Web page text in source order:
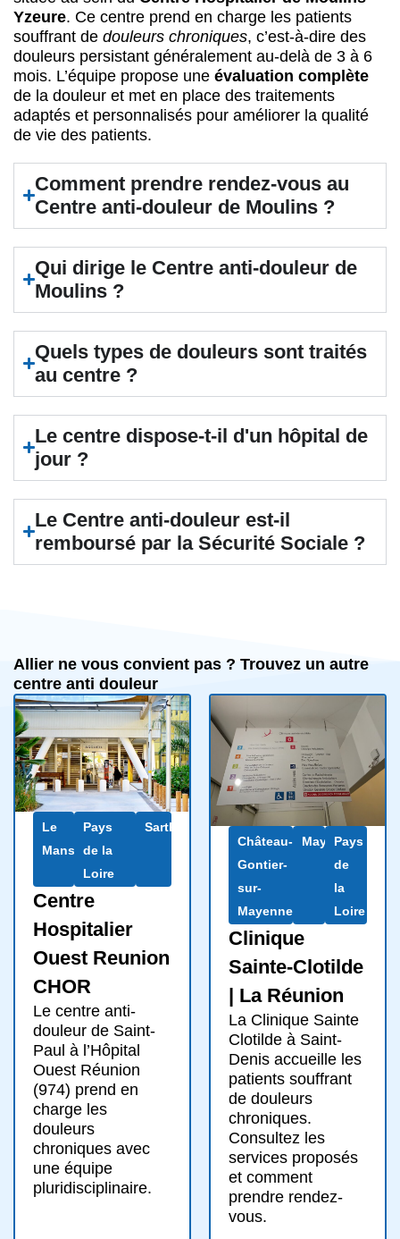
Yzeure. Ce centre prend en charge les patients
souffrant de douleurs chroniques, c’est-à-dire des
douleurs persistant généralement au-delà de 3 à 6
mois. L’équipe propose une évaluation complète
de la douleur et met en place des traitements
adaptés et personnalisés pour améliorer la qualité
de vie des patients.
Comment prendre rendez-vous au
Centre anti-douleur de Moulins ?
Qui dirige le Centre anti-douleur de
Moulins ?
Quels types de douleurs sont traités
au centre ?
Le centre dispose-t-il d'un hôpital de
jour ?
Le Centre anti-douleur est-il
remboursé par la Sécurité Sociale ?
Allier ne vous convient pas ? Trouvez un autre
centre anti douleur
Le
Mans
Pays
de la
Loire
Sarthe
Centre
Hospitalier
Ouest Reunion
CHOR
Le centre anti-
douleur de Saint-
Paul à l’Hôpital
Ouest Réunion
(974) prend en
charge les
douleurs
chroniques avec
une équipe
pluridisciplinaire.
Château-
Gontier-
sur-
Mayenne
Mayenne
Pays
de
la
Loire
Clinique
Sainte-Clotilde
| La Réunion
La Clinique Sainte
Clotilde à Saint-
Denis accueille les
patients souffrant
de douleurs
chroniques.
Consultez les
services proposés
et comment
prendre rendez-
vous.